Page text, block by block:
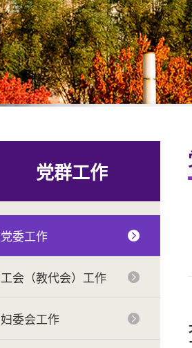
党群工作
党委工作
工会（教代会）工作
妇委会工作